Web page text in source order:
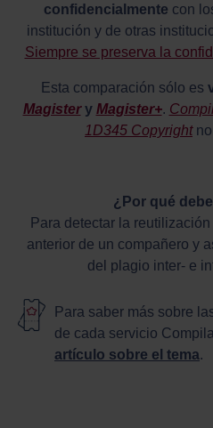
confidencialmente con
institución y de otras
Siempre se preserva la
Esta comparación sólo es
Magistery Magister+.
1D345 Copyrightno
¿Por qué
Para detectar la
anterior de un compañero y
del plagio inter- e
Para saber más sobre
de cada servicio
artículo sobre el tema.